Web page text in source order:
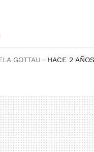
GOTTAU HACE 2 AÑOS